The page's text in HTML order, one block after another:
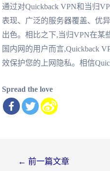
通过对Quickback VPN和当归
表现、广泛的服务器覆盖、优
出色。相比之下,当归VPN在某
国内网的用户而言,Quickback
效保护您的上网隐私。相信
Spread the love
← 前一篇文章